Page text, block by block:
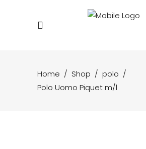
Home / Shop / polo /
Polo Uomo Piquet m/l